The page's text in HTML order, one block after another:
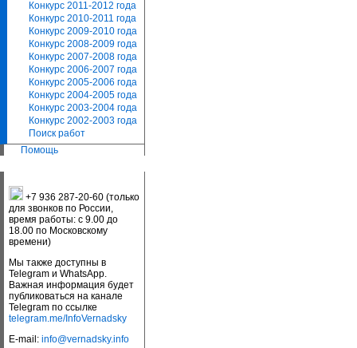
Конкурс 2011-2012 года
Конкурс 2010-2011 года
Конкурс 2009-2010 года
Конкурс 2008-2009 года
Конкурс 2007-2008 года
Конкурс 2006-2007 года
Конкурс 2005-2006 года
Конкурс 2004-2005 года
Конкурс 2003-2004 года
Конкурс 2002-2003 года
Поиск работ
Помощь
+7 936 287-20-60 (только
для звонков по России,
время работы: с 9.00 до
18.00 по Московскому
времени)
Мы также доступны в
Telegram и WhatsApp.
Важная информация будет
публиковаться на канале
Telegram по ссылке
telegram.me/InfoVernadsky
E-mail: info@vernadsky.info